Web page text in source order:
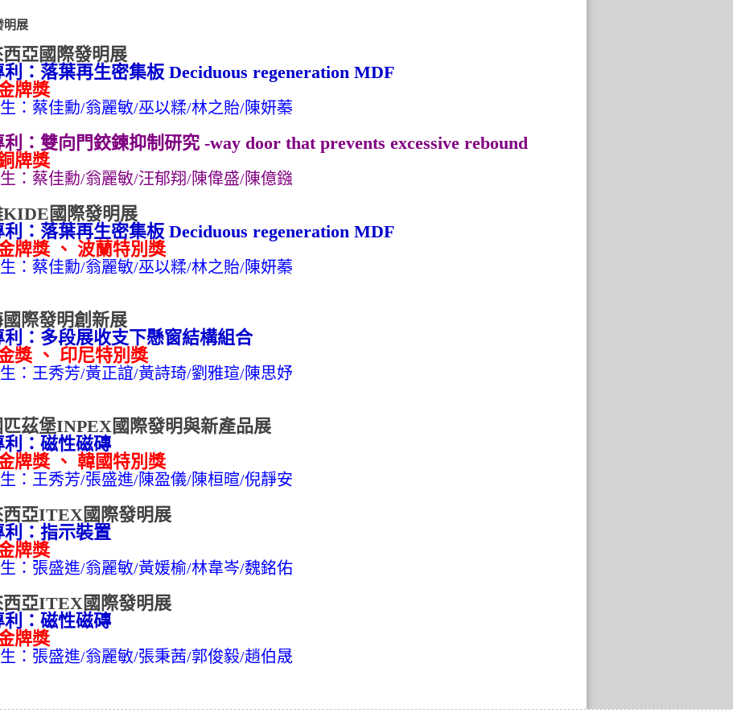
明展
西亞國際發明展
： 落葉再生密集板 Deciduous regeneration MDF
牌獎
： 蔡佳勳/翁麗敏/巫以糅/林之貽/陳妍蓁
： 雙向門鉸鍊抑制研究 -way door that prevents excessive rebound
牌獎
： 蔡佳勳/翁麗敏/汪郁翔/陳偉盛/陳億鏹
KIDE國際發明展
：落葉再生密集板 Deciduous regeneration MDF
牌獎 、 波蘭特別獎
：蔡佳勳/翁麗敏/巫以糅/林之貽/陳妍蓁
國際發明創新展
：多段展收支下懸窗結構組合
獎 、 印尼特別獎
：王秀芳/黃正誼/黃詩琦/劉雅瑄/陳思妤
匹茲堡INPEX國際發明與新產品展
：磁性磁磚
牌獎 、 韓國特別獎
：王秀芳/張盛進/陳盈儀/陳桓暄/倪靜安
西亞ITEX國際發明展
：指示裝置
牌獎
： 張盛進/翁麗敏/黃媛榆/林韋岑/魏銘佑
西亞ITEX國際發明展
：磁性磁磚
牌獎
： 張盛進/翁麗敏/張秉茜/郭俊毅/趙伯晟